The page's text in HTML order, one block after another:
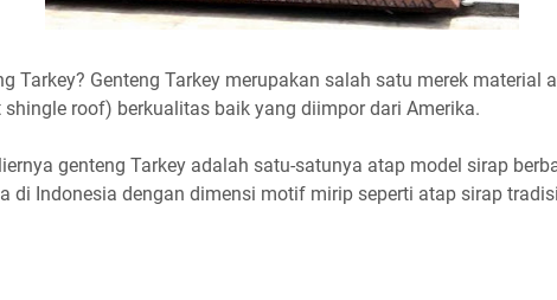
Tarkey? Genteng Tarkey merupakan salah satu merek material
roof) berkualitas baik yang diimpor dari Amerika.
genteng Tarkey adalah satu-satunya atap model sirap
di Indonesia dengan dimensi motif mirip seperti atap sirap